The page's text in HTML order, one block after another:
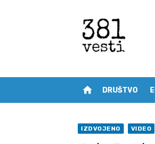
home DRUŠTVO
IZDVOJENO VIDEO